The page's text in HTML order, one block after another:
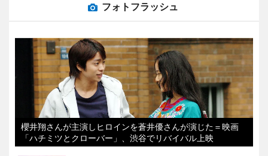
フォトフラッシュ
櫻井翔さんが主演しヒロインを蒼井優さんが演じた＝映画
「ハチミツとクローバー」、渋谷でリバイバル上映